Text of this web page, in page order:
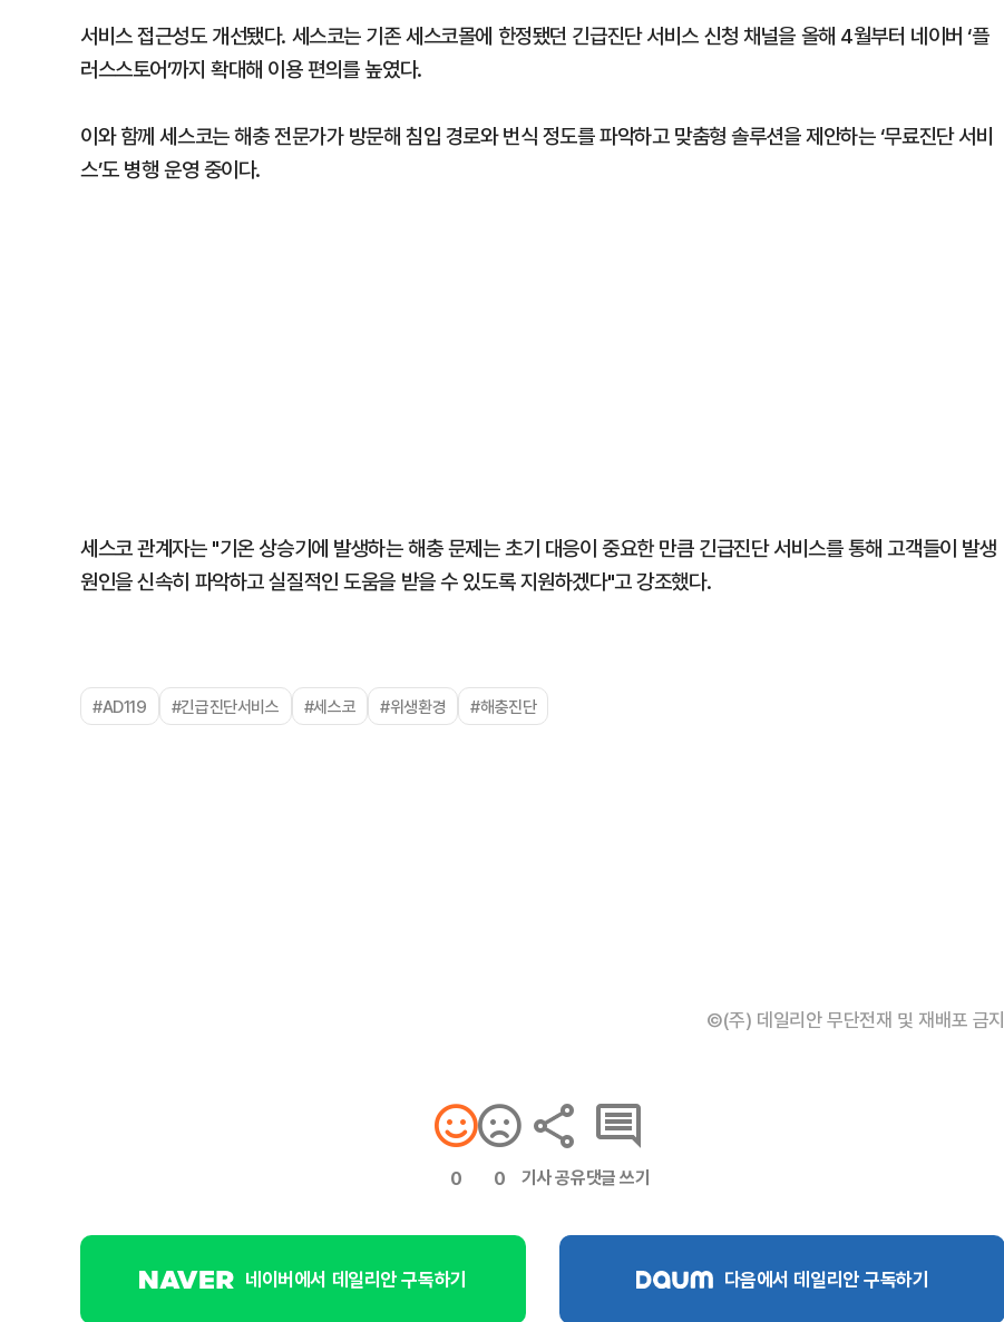
서비스 접근성도 개선됐다. 세스코는 기존 세스코몰에 한정됐던 긴급진단 서비스 신청 채널을 올해 4월부터 네이버 ‘플
러스스토어’까지 확대해 이용 편의를 높였다.
이와 함께 세스코는 해충 전문가가 방문해 침입 경로와 번식 정도를 파악하고 맞춤형 솔루션을 제안하는 ‘무료진단 서비
스’도 병행 운영 중이다.
세스코 관계자는 "기온 상승기에 발생하는 해충 문제는 초기 대응이 중요한 만큼 긴급진단 서비스를 통해 고객들이 발생
원인을 신속히 파악하고 실질적인 도움을 받을 수 있도록 지원하겠다"고 강조했다.
#AD119 #긴급진단서비스 #세스코 #위생환경 #해충진단
©(주) 데일리안 무단전재 및 재배포 금지
0 0 기사 공유댓글 쓰기
네이버에서 데일리안 구독하기 다음에서 데일리안 구독하기